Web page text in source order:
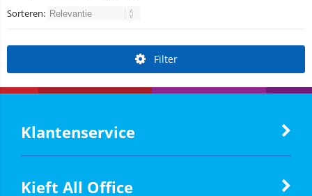
Sorteren:
Filter
Klantenservice
Kieft All Office